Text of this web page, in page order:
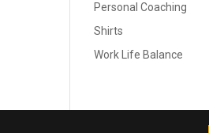
Personal Coaching
Shirts
Work Life Balance